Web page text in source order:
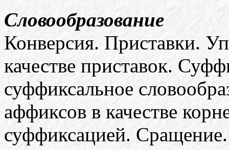
Словообразование
Конверсия. Приставки.
качестве приставок.
суффиксальное
аффиксов в качестве
суффиксацией.